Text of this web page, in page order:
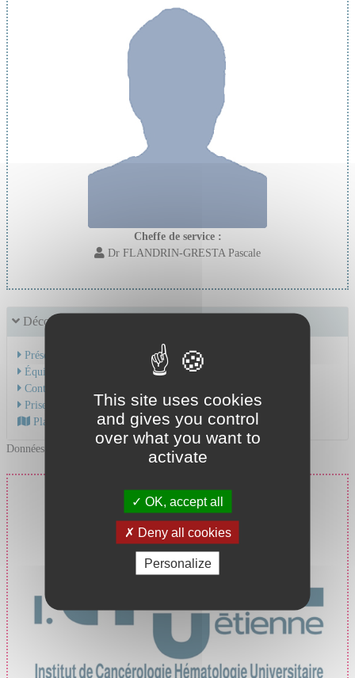
Cheffe de service :
Dr FLANDRIN-GRESTA Pascale
Découvrir le service
Présentation de l'activité
Équipe Médicale
Contacter le service
Prise en charge du cancer
Plan d'accès au CHU
Données mises à jour le 23/04/2025
Prise en charge du cancer
au CHU de Saint-Étienne
This site uses cookies
and gives you control
over what you want to
activate
OK, accept all
Deny all cookies
Personalize